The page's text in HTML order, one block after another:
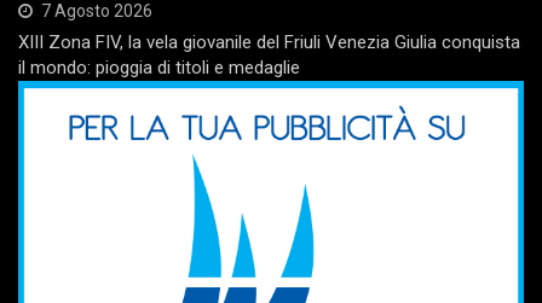
7 Agosto 2026
XIII Zona FIV, la vela giovanile del Friuli Venezia Giulia conquista
il mondo: pioggia di titoli e medaglie